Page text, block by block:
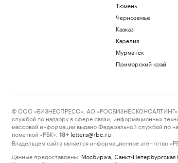
Тюмень
Черноземье
Кавказ
Карелия
Мурманск
Приморский край
© ООО «БИЗНЕСПРЕСС», АО «РОСБИЗНЕСКОНСАЛТИНГ»,
службой по надзору в сфере связи, информационных
массовой информации выдано Федеральной службой по
пометкой «РБК».
18+ letters@rbc.ru
Владельцем сайта является информационное агентство
Данные предоставлены: Мосбиржа Санкт-